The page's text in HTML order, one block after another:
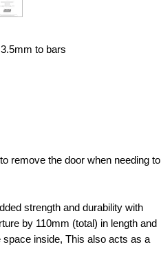
to bars
remove the door when needing to
strength and durability with
by 110mm (total) in length and
space inside, This also acts as a